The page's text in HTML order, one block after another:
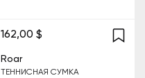
162,00 $
Roar
ТЕННИСНАЯ СУМКА